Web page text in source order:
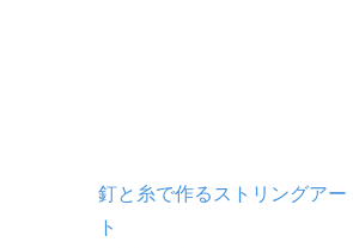
釘と糸で作るストリングアー
ト